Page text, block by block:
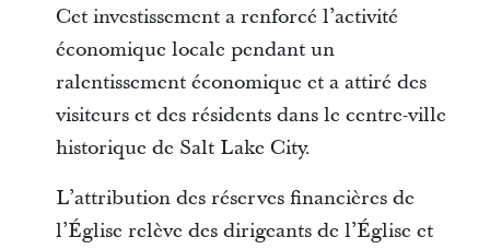
Cet investissement a renforcé l’activité
économique locale pendant un
ralentissement économique et a attiré des
visiteurs et des résidents dans le centre-ville
historique de Salt Lake City.
L’attribution des réserves financières de
l’Église relève des dirigeants de l’Église et